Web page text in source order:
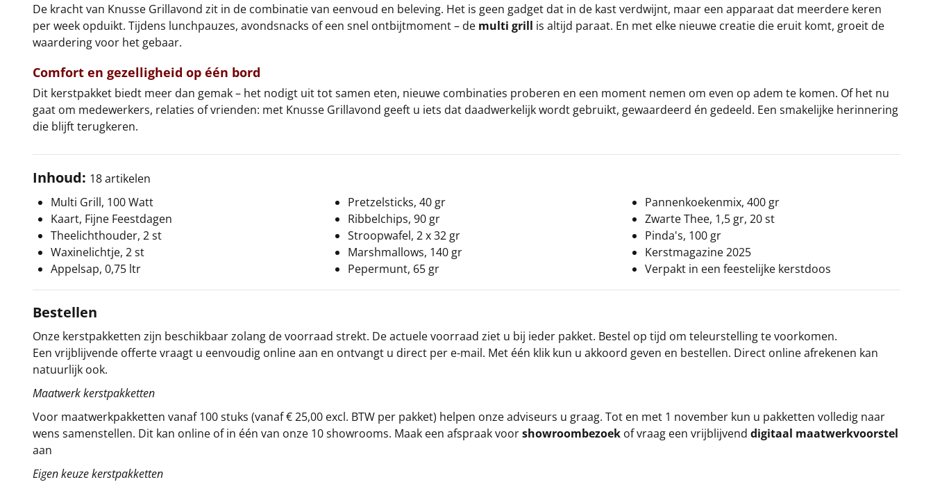
De kracht van Knusse Grillavond zit in de combinatie van eenvoud en beleving. Het is geen gadget dat in de kast verdwijnt, maar een apparaat dat meerdere keren
per week opduikt. Tijdens lunchpauzes, avondsnacks of een snel ontbijtmoment – de multi grill is altijd paraat. En met elke nieuwe creatie die eruit komt, groeit de
waardering voor het gebaar.
Comfort en gezelligheid op één bord
Dit kerstpakket biedt meer dan gemak – het nodigt uit tot samen eten, nieuwe combinaties proberen en een moment nemen om even op adem te komen. Of het nu
gaat om medewerkers, relaties of vrienden: met Knusse Grillavond geeft u iets dat daadwerkelijk wordt gebruikt, gewaardeerd én gedeeld. Een smakelijke herinnering
die blijft terugkeren.
Inhoud: 18 artikelen
Multi Grill, 100 Watt
Kaart, Fijne Feestdagen
Theelichthouder, 2 st
Waxinelichtje, 2 st
Appelsap, 0,75 ltr
Pretzelsticks, 40 gr
Ribbelchips, 90 gr
Stroopwafel, 2 x 32 gr
Marshmallows, 140 gr
Pepermunt, 65 gr
Pannenkoekenmix, 400 gr
Zwarte Thee, 1,5 gr, 20 st
Pinda's, 100 gr
Kerstmagazine 2025
Verpakt in een feestelijke kerstdoos
Bestellen
Onze kerstpakketten zijn beschikbaar zolang de voorraad strekt. De actuele voorraad ziet u bij ieder pakket. Bestel op tijd om teleurstelling te voorkomen.
Een vrijblijvende offerte vraagt u eenvoudig online aan en ontvangt u direct per e-mail. Met één klik kun u akkoord geven en bestellen. Direct online afrekenen kan
natuurlijk ook.
Maatwerk kerstpakketten
Voor maatwerkpakketten vanaf 100 stuks (vanaf € 25,00 excl. BTW per pakket) helpen onze adviseurs u graag. Tot en met 1 november kun u pakketten volledig naar
wens samenstellen. Dit kan online of in één van onze 10 showrooms. Maak een afspraak voorshowroombezoek of vraag een vrijblijvend digitaal maatwerkvoorstel
aan
Eigen keuze kerstpakketten